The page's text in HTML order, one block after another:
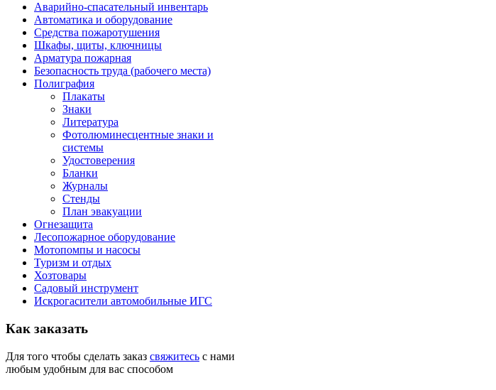
Аварийно-спасательный инвентарь
Автоматика и оборудование
Средства пожаротушения
Шкафы, щиты, ключницы
Арматура пожарная
Безопасность труда (рабочего места)
Полиграфия
Плакаты
Знаки
Литература
Фотолюминесцентные знаки и
системы
Удостоверения
Бланки
Журналы
Стенды
План эвакуации
Огнезащита
Лесопожарное оборудование
Мотопомпы и насосы
Туризм и отдых
Хозтовары
Садовый инструмент
Искрогасители автомобильные ИГС
Как заказать
Для того чтобы сделать заказ свяжитесь с нами
любым удобным для вас способом